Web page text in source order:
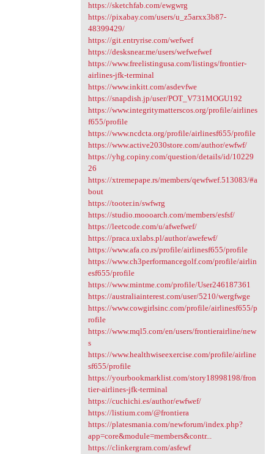
https://sketchfab.com/ewgwrg
https://pixabay.com/users/u_z5arxx3b87-
48399429/
https://git.entryrise.com/wefwef
https://desksnear.me/users/wefwefwef
https://www.freelistingusa.com/listings/frontier-
airlines-jfk-terminal
https://www.inkitt.com/asdevfwe
https://snapdish.jp/user/POT_V731MOGU192
https://www.integritymatterscos.org/profile/airlines
f655/profile
https://www.ncdcta.org/profile/airlinesf655/profile
https://www.active2030store.com/author/ewfwf/
https://yhg.copiny.com/question/details/id/10229
26
https://xtremepape.rs/members/qewfwef.513083/#a
bout
https://tooter.in/swfwrg
https://studio.moooarch.com/members/esfsf/
https://leetcode.com/u/afwefwef/
https://praca.uxlabs.pl/author/awefewf/
https://www.afa.co.rs/profile/airlinesf655/profile
https://www.ch3performancegolf.com/profile/airlin
esf655/profile
https://www.mintme.com/profile/User246187361
https://australiainterest.com/user/5210/wergfwge
https://www.cowgirlsinc.com/profile/airlinesf655/p
rofile
https://www.mql5.com/en/users/frontierairline/new
s
https://www.healthwiseexercise.com/profile/airline
sf655/profile
https://yourbookmarklist.com/story18998198/fron
tier-airlines-jfk-terminal
https://cuchichi.es/author/ewfwef/
https://listium.com/@frontiera
https://platesmania.com/newforum/index.php?
app=core&module=members&contr...
https://clinkergram.com/asfewf